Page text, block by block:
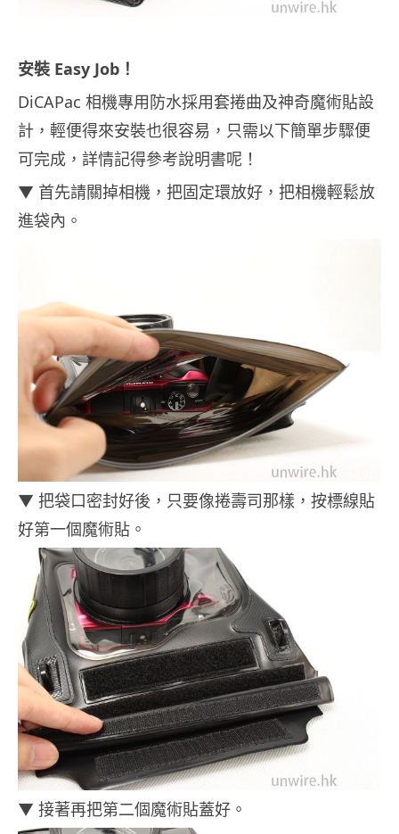
安裝 Easy Job！
DiCAPac 相機專用防水採用套捲曲及神奇魔術貼設
計，輕便得來安裝也很容易，只需以下簡單步驟便
可完成，詳情記得參考說明書呢！
▼ 首先請關掉相機，把固定環放好，把相機輕鬆放
進袋內。
▼ 把袋口密封好後，只要像捲壽司那樣，按標線貼
好第一個魔術貼。
▼ 接著再把第二個魔術貼蓋好。